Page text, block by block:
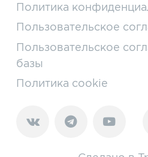
Политика
Пользовательское
Пользовательское
базы
Политика cookie